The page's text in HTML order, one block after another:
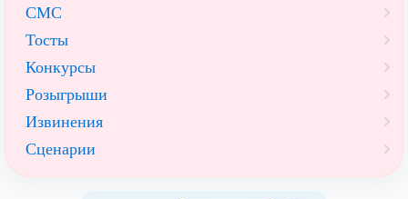
СМС
Тосты
Конкурсы
Розыгрыши
Извинения
Сценарии